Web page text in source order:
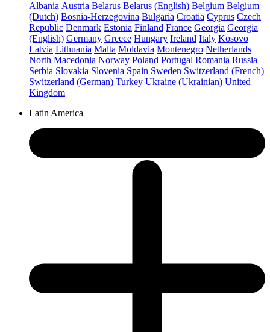
Albania Austria Belarus Belarus (English) Belgium Belgium
(Dutch) Bosnia-Herzegovina Bulgaria Croatia Cyprus Czech
Republic Denmark Estonia Finland France Georgia Georgia
(English) Germany Greece Hungary Ireland Italy Kosovo
Latvia Lithuania Malta Moldavia Montenegro Netherlands
North Macedonia Norway Poland Portugal Romania Russia
Serbia Slovakia Slovenia Spain Sweden Switzerland (French)
Switzerland (German) Turkey Ukraine (Ukrainian) United
Kingdom
Latin America